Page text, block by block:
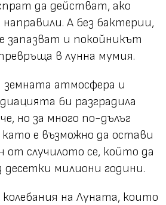
да действат, ако
направили. А без бактерии,
запазват и покойникът
в лунна мумия.
атмосфера и
би разградила
но за много по-дълъг
е възможно да остави
случилото се, който да
десетки милиони години.
на Луната, които